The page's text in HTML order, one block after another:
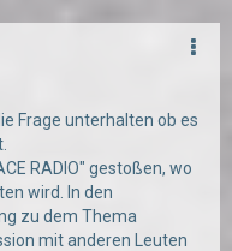
Frage unterhalten ob es
RADIO" gestoßen, wo
wird. In den
zu dem Thema
mit anderen Leuten